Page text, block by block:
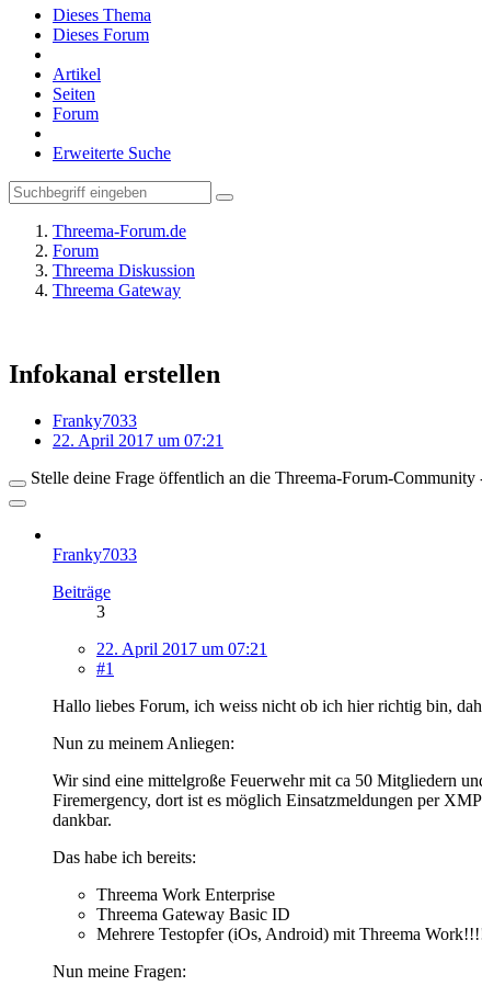
Dieses Thema
Dieses Forum
Artikel
Seiten
Forum
Erweiterte Suche
Threema-Forum.de
Forum
Threema Diskussion
Threema Gateway
Infokanal erstellen
Franky7033
22. April 2017 um 07:21
Stelle deine Frage öffentlich an die Threema-Forum-
Franky7033
Beiträge
3
22. April 2017 um 07:21
#1
Hallo liebes Forum, ich weiss nicht ob ich hier richtig bin,
Nun zu meinem Anliegen:
Wir sind eine mittelgroße Feuerwehr mit ca 50 Mitgliedern
Firemergency, dort ist es möglich Einsatzmeldungen per
dankbar.
Das habe ich bereits:
Threema Work Enterprise
Threema Gateway Basic ID
Mehrere Testopfer (iOs, Android) mit Threema
Nun meine Fragen: